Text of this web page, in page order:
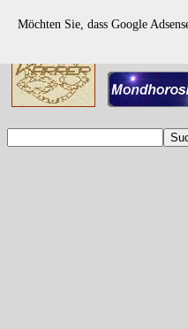
Möchten Sie, dass Google